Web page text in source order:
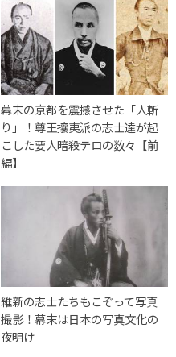
幕末の京都を震撼させた「人斬
り」！尊王攘夷派の志士達が起
こした要人暗殺テロの数々【前
編】
維新の志士たちもこぞって写真
撮影！幕末は日本の写真文化の
夜明け